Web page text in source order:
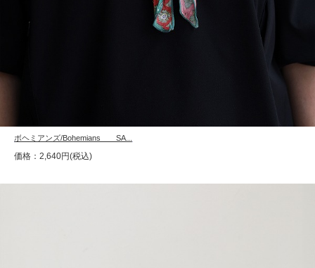
ボヘミアンズ/Bohemians SA...
価格：2,640円(税込)